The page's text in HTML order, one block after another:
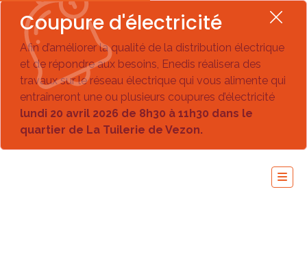
Coupure d'électricité
Afin d’améliorer la qualité de la distribution électrique
et de répondre aux besoins, Enedis réalisera des
travaux sur le réseau électrique qui vous alimente qui
entraîneront une ou plusieurs coupures d’électricité
lundi 20 avril 2026 de 8h30 à 11h30 dans le
quartier de La Tuilerie de Vezon.